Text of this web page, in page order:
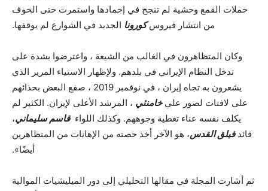
حملات القمع وحشية لم تنجح في إخمادها واستمرت حتى الخوف
من انتشار فيروسكورونا الجديد في الشوارع لم يوقفها.
وكان المتظاهرون في الغالب من الشيعة ، واعترضوا بشدة على
تدخل النظام الإيراني في بلدهم. ولإظهار الاستياء المرير الذي
يشعرون به تجاه إيران ، في نوفمبر 2019 ، صفع البعض بحذائهم
على لافتات لصور عليخامنئي ، المرشد الأعلى لإيران. الكثير لم
يكلف نفسه عناء تغطية وجوههم. وكذلك اللواءقاسم سليماني،
قائدفيلق القدس، هو الآخر أخذ حصته من الإهانات من المتظاهرين
أيضًا».
ثم أشارت المجلة في مقالها التحليلي إلى دور الميليشيات الموالية